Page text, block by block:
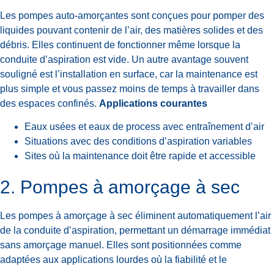
Les pompes auto-amorçantes sont conçues pour pomper des
liquides pouvant contenir de l’air, des matières solides et des
débris. Elles continuent de fonctionner même lorsque la
conduite d’aspiration est vide. Un autre avantage souvent
souligné est l’installation en surface, car la maintenance est
plus simple et vous passez moins de temps à travailler dans
des espaces confinés. Applications courantes
Eaux usées et eaux de process avec entraînement d’air
Situations avec des conditions d’aspiration variables
Sites où la maintenance doit être rapide et accessible
2. Pompes à amorçage à sec
Les pompes à amorçage à sec éliminent automatiquement l’air
de la conduite d’aspiration, permettant un démarrage immédiat
sans amorçage manuel. Elles sont positionnées comme
adaptées aux applications lourdes où la fiabilité et le